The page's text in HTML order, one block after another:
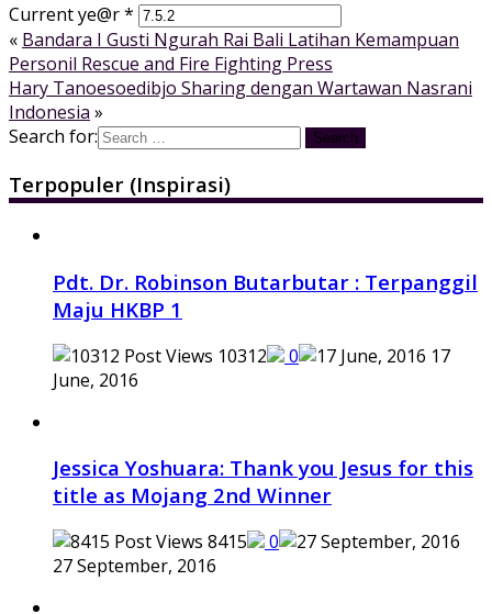
Current ye@r*
« Bandara I Gusti Ngurah Rai Bali Latihan Kemampuan
Personil Rescue and Fire Fighting Press
Hary Tanoesoedibjo Sharing dengan Wartawan Nasrani
Indonesia »
Search for:
Terpopuler (Inspirasi)
Pdt. Dr. Robinson Butarbutar : Terpanggil
Maju HKBP 1
10312 0
17
June, 2016
Jessica Yoshuara: Thank you Jesus for this
title as Mojang 2nd Winner
8415
0
27 September, 2016